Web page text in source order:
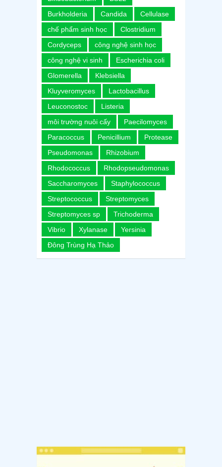
Burkholderia
Candida
Cellulase
chế phẩm sinh học
Clostridium
Cordyceps
công nghệ sinh học
công nghệ vi sinh
Escherichia coli
Glomerella
Klebsiella
Kluyveromyces
Lactobacillus
Leuconostoc
Listeria
môi trường nuôi cấy
Paecilomyces
Paracoccus
Penicillium
Protease
Pseudomonas
Rhizobium
Rhodococcus
Rhodopseudomonas
Saccharomyces
Staphylococcus
Streptococcus
Streptomyces
Streptomyces sp
Trichoderma
Vibrio
Xylanase
Yersinia
Đông Trùng Hạ Thảo